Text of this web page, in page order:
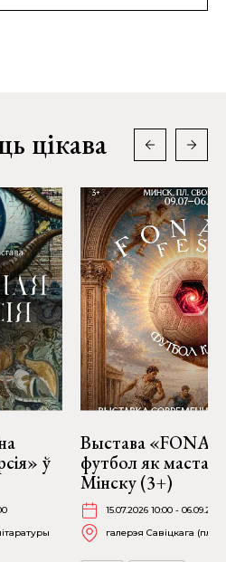
цікава
ў
Выстава
футбол як
Мінску (3+)
15.07.2026 10:00 -
галерэя Савіцкага (пл.